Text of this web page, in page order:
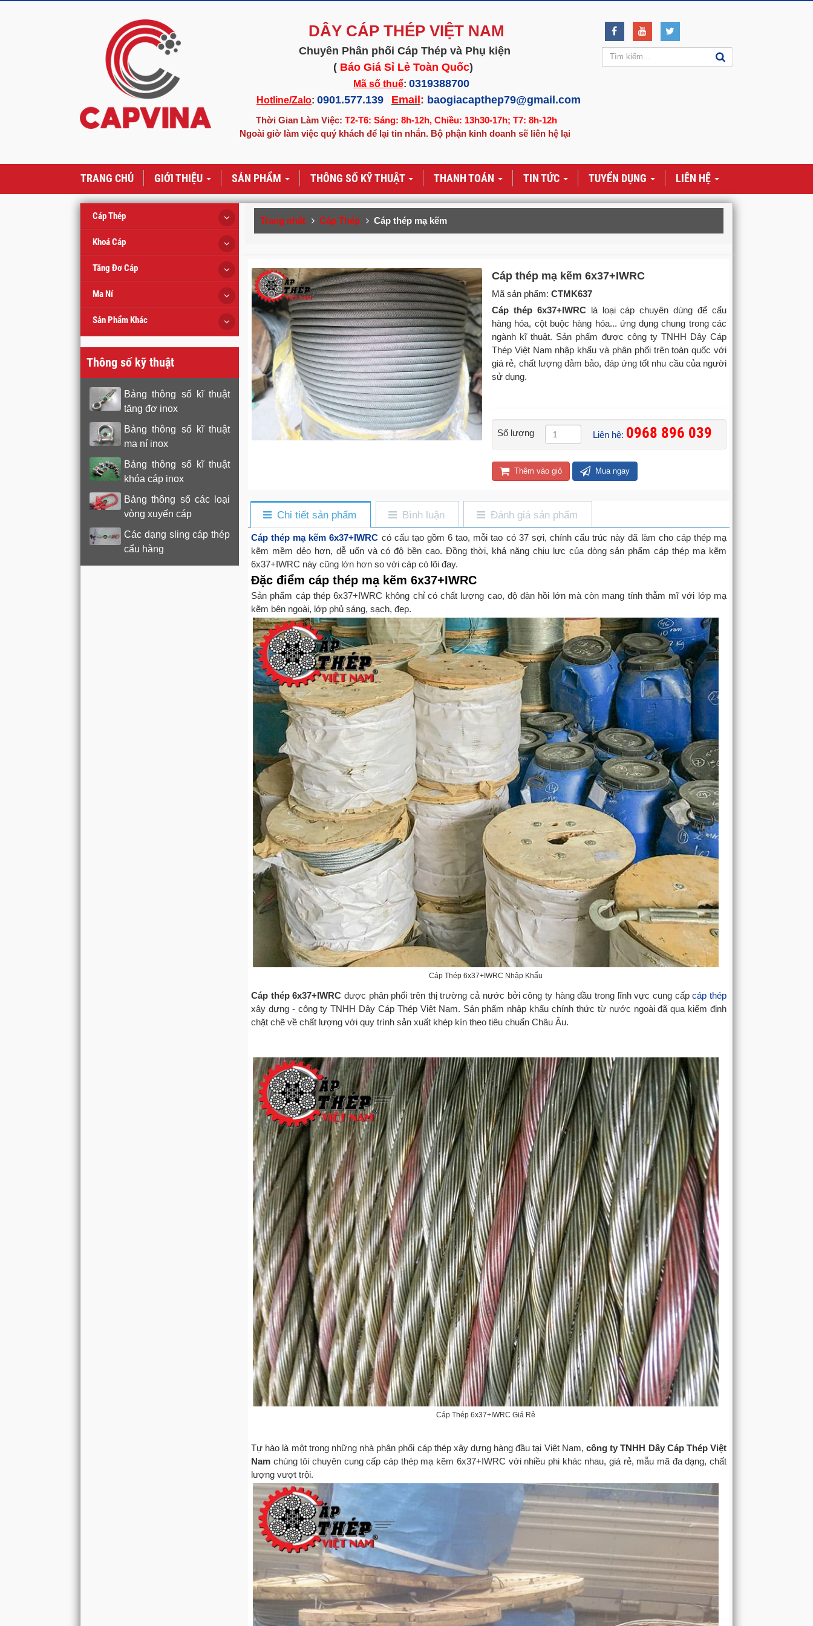
DÂY CÁP THÉP VIỆT NAM
Chuyên Phân phối Cáp Thép và Phụ kiện
( Báo Giá Sỉ Lẻ Toàn Quốc)
Mã số thuế: 0319388700
Hotline/Zalo: 0901.577.139 Email : baogiacapthep79@gmail.com
Thời Gian Làm Việc: T2-T6: Sáng: 8h-12h, Chiều: 13h30-17h; T7: 8h-12h
Ngoài giờ làm việc quý khách để lại tin nhắn. Bộ phận kinh doanh sẽ liên hệ lại
TRANG CHỦ GIỚI THIỆU SẢN PHẨM THÔNG SỐ KỸ THUẬT THANH TOÁN TIN TỨC TUYỂN DỤNG LIÊN HỆ
Trang nhất Cáp Thép Cáp thép mạ kẽm
Cáp thép mạ kẽm 6x37+IWRC
Mã sản phẩm: CTMK637
Cáp thép 6x37+IWRC là loại cáp chuyên dùng để cẩu
hàng hóa, cột buộc hàng hóa... ứng dụng chung trong các
ngành kĩ thuật. Sản phẩm được công ty TNHH Dây Cáp
Thép Việt Nam nhập khẩu và phân phối trên toàn quốc với
giá rẻ, chất lượng đảm bảo, đáp ứng tốt nhu cầu của người
sử dụng.
Số lượng Liên hệ: 0968 896 039
Thêm vào giỏ Mua ngay
Chi tiết sản phẩm Bình luận Đánh giá sản phẩm
Cáp thép mạ kẽm 6x37+IWRC có cấu tạo gồm 6 tao, mỗi tao có 37 sợi, chính cấu trúc này đã làm cho cáp thép mạ
kẽm mềm dẻo hơn, dễ uốn và có độ bền cao. Đồng thời, khả năng chịu lực của dòng sản phẩm cáp thép mạ kẽm
6x37+IWRC này cũng lớn hơn so với cáp có lõi đay.
Đặc điểm cáp thép mạ kẽm 6x37+IWRC
Sản phẩm cáp thép 6x37+IWRC không chỉ có chất lượng cao, độ đàn hồi lớn mà còn mang tính thẫm mĩ với lớp mạ
kẽm bên ngoài, lớp phủ sáng, sạch, đẹp.
Cáp Thép 6x37+IWRC Nhập Khẩu
Cáp thép 6x37+IWRC được phân phối trên thị trường cả nước bởi công ty hàng đầu trong lĩnh vực cung cấpcáp thép
xây dựng - công ty TNHH Dây Cáp Thép Việt Nam. Sản phẩm nhập khẩu chính thức từ nước ngoài đã qua kiểm định
chặt chẽ về chất lượng với quy trình sản xuất khép kín theo tiêu chuẩn Châu Âu.
Cáp Thép 6x37+IWRC Giá Rẻ
Tự hào là một trong những nhà phân phối cáp thép xây dựng hàng đầu tại Việt Nam, công ty TNHH Dây Cáp Thép Việt
Nam chúng tôi chuyên cung cấp cáp thép mạ kẽm 6x37+IWRC với nhiều phi khác nhau, giá rẻ, mẫu mã đa dạng, chất
lượng vượt trội.
Cáp Thép
Khoá Cáp
Tăng Đơ Cáp
Ma Ní
Sản Phẩm Khác
Thông số kỹ thuật
Bảng thông số kĩ thuật
tăng đơ inox
Bảng thông số kĩ thuật
ma ní inox
Bảng thông số kĩ thuật
khóa cáp inox
Bảng thông số các loại
vòng xuyến cáp
Các dạng sling cáp thép
cẩu hàng